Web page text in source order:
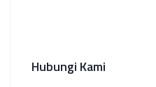
Hubungi Kami